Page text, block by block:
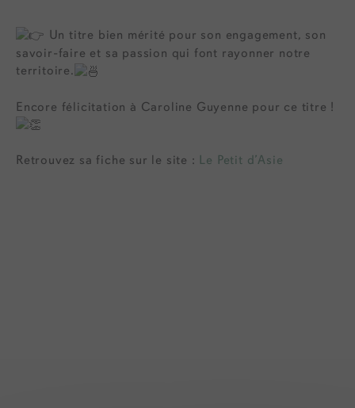
Un titre bien mérité pour son engagement, son
savoir-faire et sa passion qui font rayonner notre
territoire.
Encore félicitation à Caroline Guyenne pour ce titre !
Retrouvez sa fiche sur le site : Le Petit d’Asie